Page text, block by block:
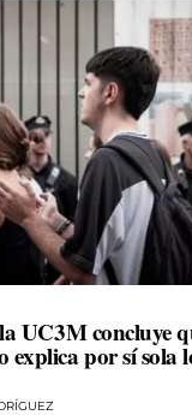
UC3M concluye
por sí sola